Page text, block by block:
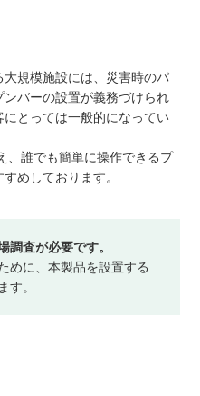
規模施設には、災害時のパ
バーの設置が義務づけられ
とっては一般的になってい
、誰でも簡単に操作できるプ
めしております。
調査が必要です。
めに、本製品を設置する
す。